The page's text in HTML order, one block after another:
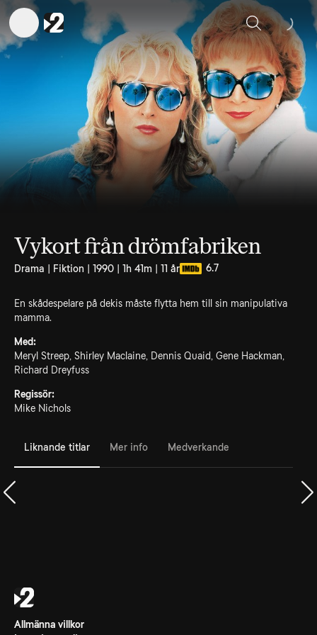
Sök
Vykort från drömfabriken
Drama | Fiktion | 1990 | 1h 41m | 11 år 6.7
En skådespelare på dekis måste flytta hem till sin manipulativa
mamma.
Med:
Meryl Streep, Shirley Maclaine, Dennis Quaid, Gene Hackman,
Richard Dreyfuss
Regissör:
Mike Nichols
Liknande titlar Mer info Medverkande
Allmänna villkor